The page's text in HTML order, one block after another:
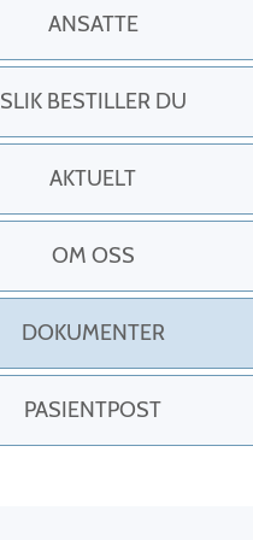
ANSATTE
SLIK BESTILLER DU
AKTUELT
OM OSS
DOKUMENTER
PASIENTPOST